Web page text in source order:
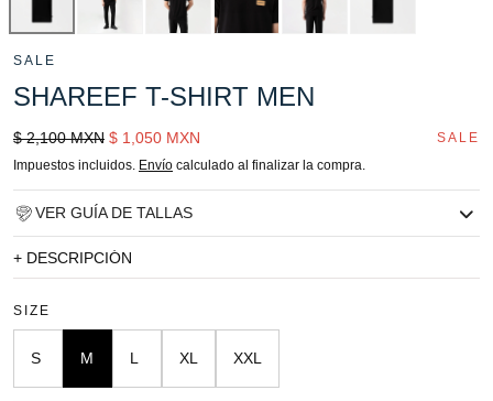
multimedia
en
modal
SALE
SHAREEF T-SHIRT MEN
Precio
regular
$ 2,100 MXN Sale
price
$ 1,050 MXN
SALE
Impuestos incluidos. Envío calculado al finalizar la compra.
VER GUÍA DE TALLAS
+ DESCRIPCIÓN
SIZE
S M L XL XXL